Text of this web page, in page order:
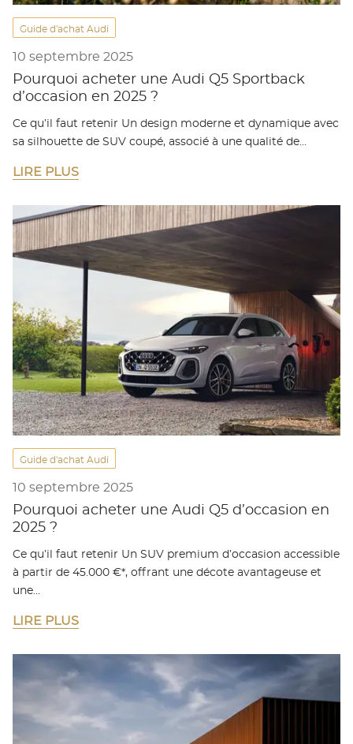
Guide d'achat Audi
10 septembre 2025
Pourquoi acheter une Audi Q5 Sportback
d’occasion en 2025 ?
Ce qu’il faut retenir Un design moderne et dynamique avec
sa silhouette de SUV coupé, associé à une qualité de…
LIRE PLUS
Guide d'achat Audi
10 septembre 2025
Pourquoi acheter une Audi Q5 d’occasion en
2025 ?
Ce qu’il faut retenir Un SUV premium d’occasion accessible
à partir de 45.000 €*, offrant une décote avantageuse et
une…
LIRE PLUS